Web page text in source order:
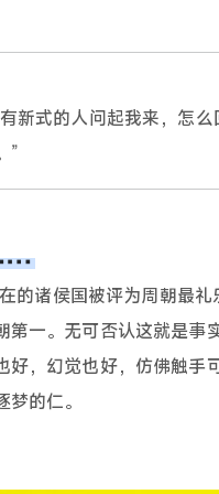
新式的人问起我来，怎
”
的诸侯国被评为周朝最
第一。无可否认这就是
，幻觉也好，仿佛触手
的仁。